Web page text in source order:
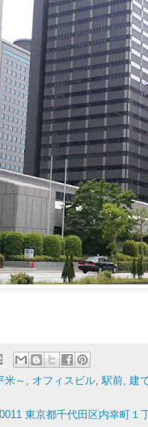
米～ , オフィスビル,駅前, 建
東京都千代田区内幸町１